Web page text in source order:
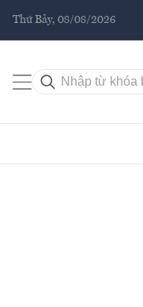
Thứ Bảy, 08/08/2026